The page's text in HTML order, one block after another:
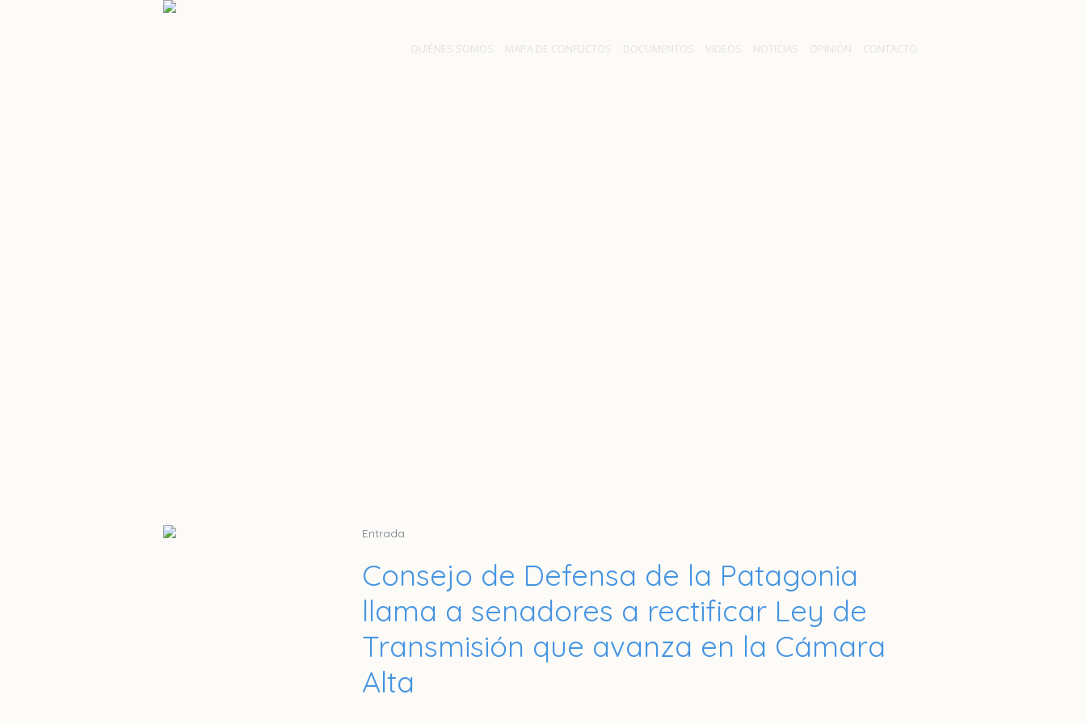
QUIÉNES SOMOS MAPA DE CONFLICTOS DOCUMENTOS VIDEOS NOTICIAS OPINIÓN CONTACTO
Entrada
Consejo de Defensa de la Patagonia
llama a senadores a rectificar Ley de
Transmisión que avanza en la Cámara
Alta